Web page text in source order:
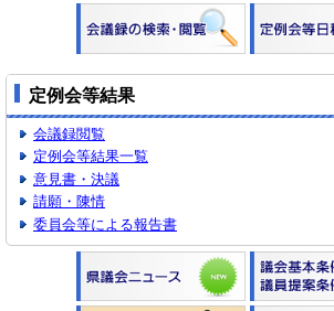
定例会等結果
会議録閲覧
定例会等結果一覧
意見書・決議
請願・陳情
委員会等による報告書